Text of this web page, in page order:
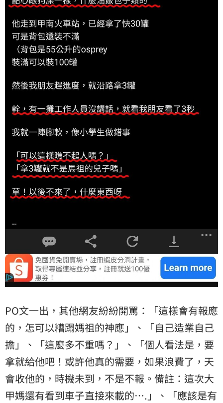
PO文一出，其他網友紛紛開罵：「這樣會有報應
的，怎可以糟蹋媽祖的神應」、「自己造業自己
擔」、「這麼多不重嗎？」、「個人看法是，要
拿就給他吧！或許他真的需要，如果浪費了，天
會收他的，時機未到，不是不報。備註：這次大
甲媽還有看到車子直接來載的….」、「應該是有